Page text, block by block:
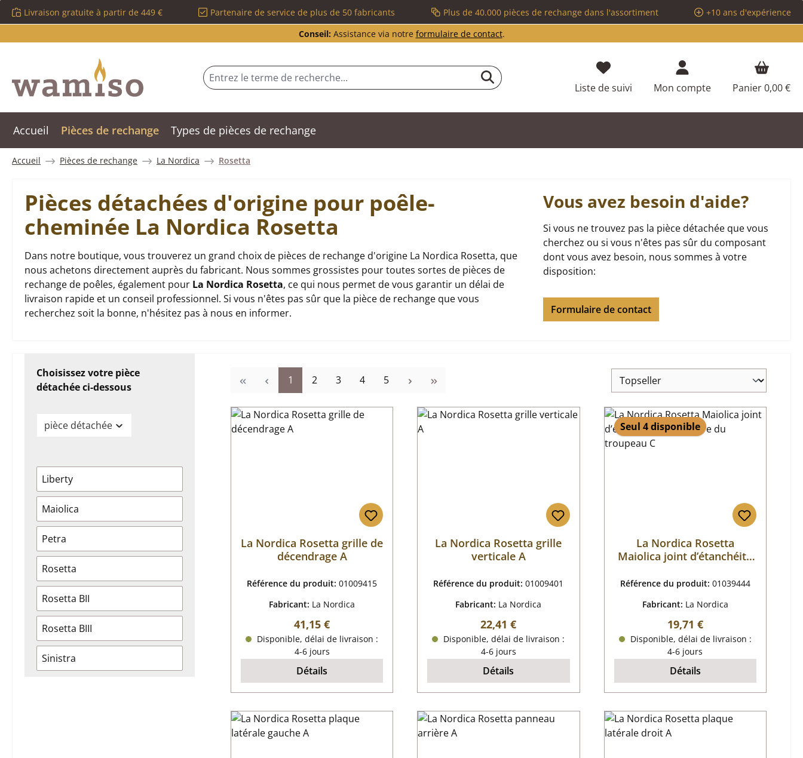
au contenu principal
Passer à la recherche
Passer à la navigation principale
Livraison gratuite à partir de 449 € Partenaire de service de plus de 50 fabricants Plus de 40.000 pièces de rechange dans l'assortiment
+10 ans d'expérience
Conseil: Assistance via notre formulaire de contact.
Liste de suivi Vous avez 0 articles dans votre liste
Mon compte Panier0,00 €
Accueil Pièces de rechange Types de pièces de rechange
Accueil Pièces de rechange La Nordica Rosetta
Pièces détachées d'origine pour poêle-
cheminée La Nordica Rosetta
Dans notre boutique, vous trouverez un grand choix de pièces de rechange d'origine La Nordica Rosetta, que
nous achetons directement auprès du fabricant. Nous sommes grossistes pour toutes sortes de pièces de
rechange de poêles, également pour La Nordica Rosetta, ce qui nous permet de vous garantir un délai de
livraison rapide et un conseil professionnel. Si vous n'êtes pas sûr que la pièce de rechange que vous
recherchez soit la bonne, n'hésitez pas à nous en informer.
Vous avez besoin d'aide?
Si vous ne trouvez pas la pièce détachée que vous
cherchez ou si vous n'êtes pas sûr du composant
dont vous avez besoin, nous sommes à votre
disposition:
Formulaire de contact
Choisissez votre pièce
détachée ci-dessous
pièce détachée
Liberty
Maiolica
Petra
Rosetta
Rosetta BII
Rosetta BIII
Sinistra
Page
1 Page
2 Page
3 Page
4 Page
5
La Nordica Rosetta grille de
décendrage A
Référence du produit:01009415
Fabricant: La Nordica
Prix régulier :
41,15 €
Disponible, délai de livraison :
4-6 jours
Détails
La Nordica Rosetta grille
verticale A
Référence du produit:01009401
Fabricant: La Nordica
Prix régulier :
22,41 €
Disponible, délai de livraison :
4-6 jours
Détails
Seul 4 disponible
La Nordica Rosetta
Maiolica joint d’étanchéité
Référence du produit: 01039444
Fabricant: La Nordica
Prix régulier :
19,71 €
Disponible, délai de livraison :
4-6 jours
Détails